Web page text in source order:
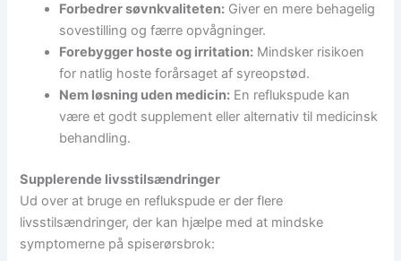
Forbedrer søvnkvaliteten: Giver en mere behagelig
sovestilling og færre opvågninger.
Forebygger hoste og irritation: Mindsker risikoen
for natlig hoste forårsaget af syreopstød.
Nem løsning uden medicin: En reflukspude kan
være et godt supplement eller alternativ til medicinsk
behandling.
Supplerende livsstilsændringer
Ud over at bruge en reflukspude er der flere
livsstilsændringer, der kan hjælpe med at mindske
symptomerne på spiserørsbrok: